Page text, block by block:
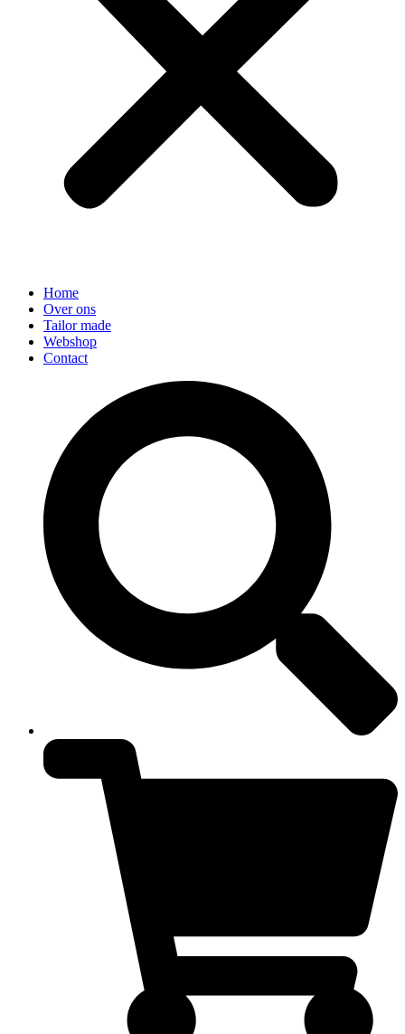
Home
Over ons
Tailor made
Webshop
Contact